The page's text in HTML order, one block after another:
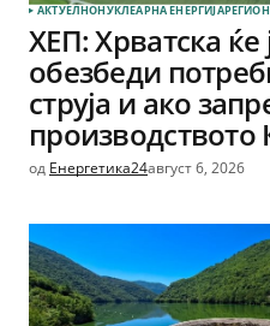
АКТУЕЛНОНУКЛЕАРНА ЕНЕРГИЈАРЕГИОН
ХЕП: Хрватска ќе
обезбеди
струја и ако
од Енергетика24август 6, 2026